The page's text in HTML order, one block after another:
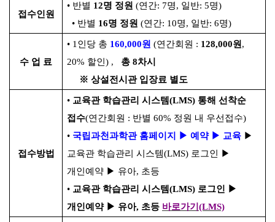
접수인원
• 반별 12명 정원 (연간: 7명, 일반: 5명)
• 반별 16명 정원 (연간: 10명, 일반: 6명)
수 업 료
• 1 인당 총 160,000원 (연간회원 : 128,000원 ,
20% 할인 ) , 총 8차시
※ 상설전시관 입장료 별도
접수방법
• 교육관 학습관리 시스템(LMS) 통해 선착순
접수(연간회원 : 반별 60% 정원 내 우선접수)
• 국립과천과학관 홈페이지 ▶ 예약 ▶ 교육 ▶
교육관 학습관리 시스템(LMS) 로그인
▶
개인예약 ▶ 유아, 초등
• 교육관 학습관리 시스템(LMS) 로그인
▶
개인예약 ▶ 유아, 초등 바로가기 (LMS)